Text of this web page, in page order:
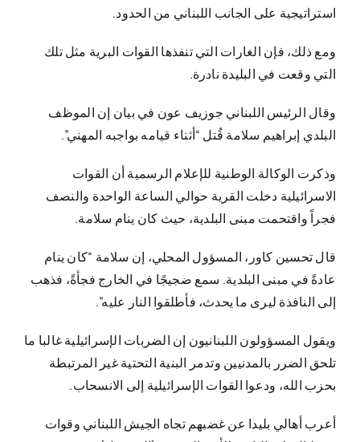
استراتيجية على الجانب اللبناني من الحدود.
ومع ذلك، فإن الغارات التي تنفذها القوات البرية مثل تلك
التي وقعت في البليدة نادرة.
وقال الرئيس اللبناني جوزيف عون في بيان إن الموظف
البلدي إبراهيم سلامة قُتل “أثناء قيامه بواجبه المهني”.
وذكرت الوكالة الوطنية للإعلام الرسمية أن القوات
الاسرائيلية دخلت القرية حوالي الساعة الواحدة والنصف
فجراً واقتحمت مبنى البلدية، حيث كان ينام سلامة.
قال تحسين كاور، المسؤول المحلي، إن سلامة “كان ينام
عادةً في مبنى البلدية. سمع ضجيجًا في الخارج فجأةً، فذهب
إلى النافذة ليرى ما يحدث، فأطلقوا النار عليه”.
ويقول المسؤولون اللبنانيون إن الضربات الإسرائيلية غالبا ما
تلحق الضرر بالمدنيين وتدمر البنية التحتية غير المرتبطة
بحزب الله، ودعوا القوات الإسرائيلية إلى الانسحاب.
أعرب أهالي بليدا عن غضبهم تجاه الجيش اللبناني وقوات